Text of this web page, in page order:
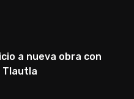
a nueva obra con
Tlautla